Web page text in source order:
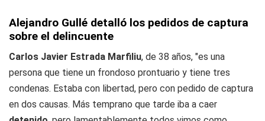
Alejandro Gullé detalló los pedidos de captura
sobre el delincuente
Carlos Javier Estrada Marfiliu, de 38 años, "es una
persona que tiene un frondoso prontuario y tiene tres
condenas. Estaba con libertad, pero con pedido de captura
en dos causas. Más temprano que tarde iba a caer